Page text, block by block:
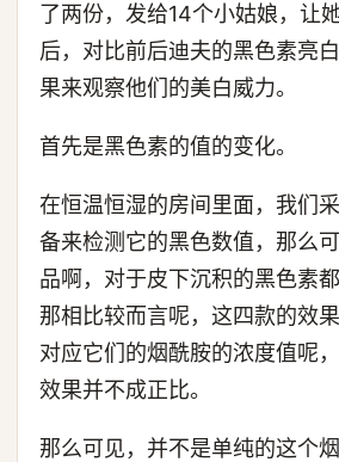
了两份，发给14个小姑娘，让
后，对比前后迪夫的黑色素亮
果来观察他们的美白威力。
首先是黑色素的值的变化。
在恒温恒湿的房间里面，我们
备来检测它的黑色数值，那么
品啊，对于皮下沉积的黑色素
那相比较而言呢，这四款的效
对应它们的烟酰胺的浓度值呢
效果并不成正比。
那么可见，并不是单纯的这个